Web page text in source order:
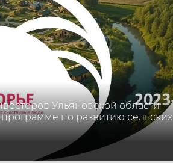
Ульяновской области
по развитию сельских